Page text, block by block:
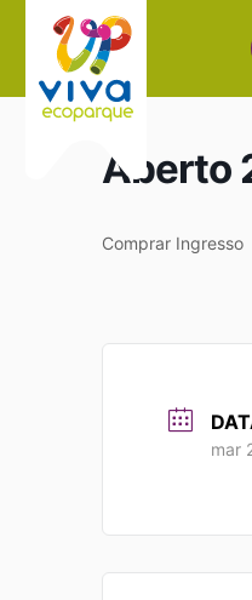
Aberto
Comprar Ingresso
mar